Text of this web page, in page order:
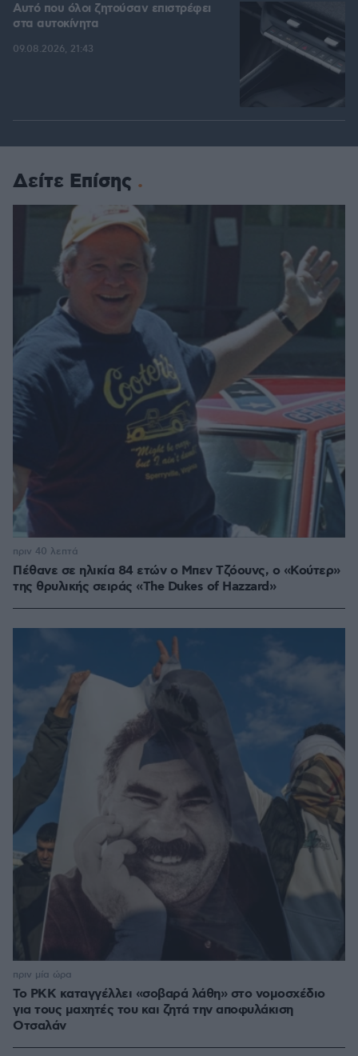
Αυτό που όλοι ζητούσαν επιστρέφει
στα αυτοκίνητα
09.08.2026, 21:43
Δείτε Επίσης
Πέθανε σε ηλικία 84 ετών ο Μπεν Τζόουνς, ο «Κούτερ»
της θρυλικής σειράς «The Dukes of Hazzard»
πριν 40 λεπτά
Το PKK καταγγέλλει «σοβαρά λάθη» στο νομοσχέδιο
για τους μαχητές του και ζητά την αποφυλάκιση
Οτσαλάν
πριν μία ώρα